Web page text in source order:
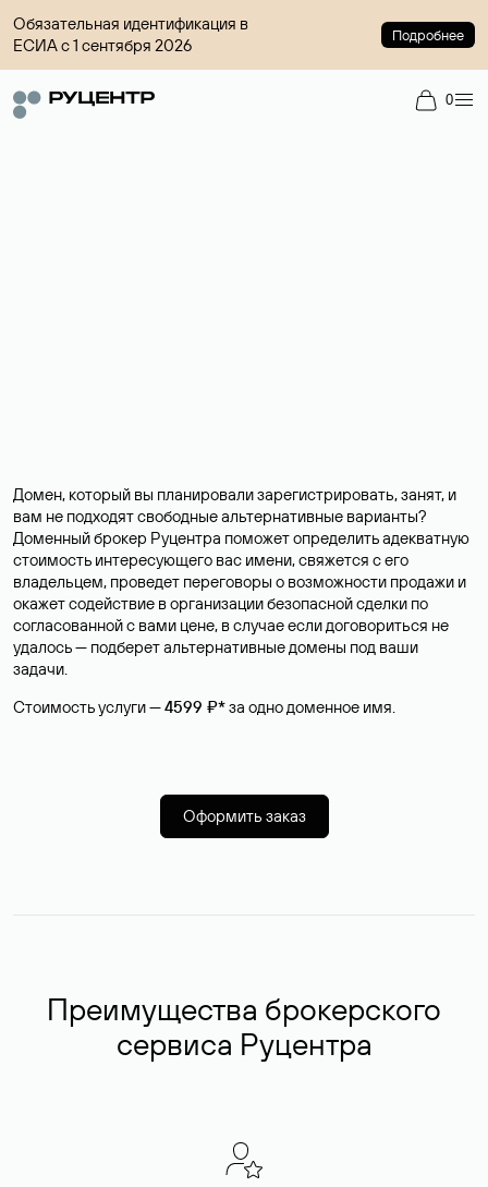
Обязательная идентификация в
ЕСИА с 1 сентября 2026
Подробнее
0
Домен, который вы планировали зарегистрировать, занят, и
вам не подходят свободные альтернативные варианты?
Доменный брокер Руцентра поможет определить адекватную
стоимость интересующего вас имени, свяжется с его
владельцем, проведет переговоры о возможности продажи и
окажет содействие в организации безопасной сделки по
согласованной с вами цене, в случае если договориться не
удалось — подберет альтернативные домены под ваши
задачи.
Стоимость услуги —4599 ₽*за одно доменное имя.
Оформить заказ
Преимущества брокерского
сервиса Руцентра